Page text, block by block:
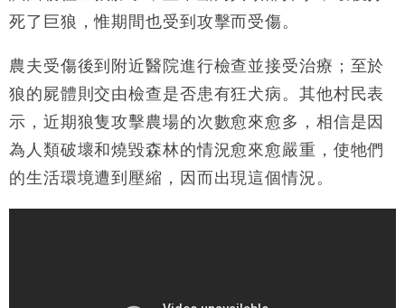
15:59
財經｜SA售股自救後再出手 斥4億美元押注未上市公
死了巨狼，惟期間也受到攻擊而受傷。
農夫受傷後到附近醫院進行檢查並接受治療；至於
狼的屍體則交由檢查是否患有狂犬病。其他村民表
示，近期狼隻攻擊農場的次數愈來愈多，相信是因
為人類破壞和燒毀森林的情況愈來愈嚴重，使牠們
的生活環境遭到壓縮，因而出現這個情況。